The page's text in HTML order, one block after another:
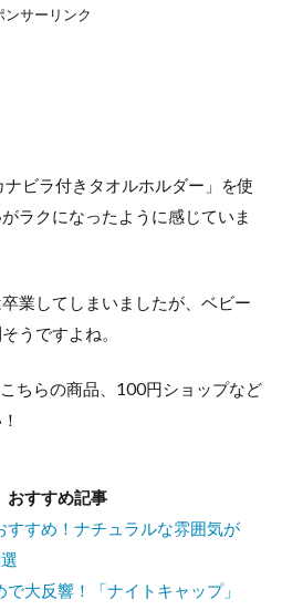
ンサーリンク
ビラ付きタオルホルダー」を使
ラクになったように感じていま
業してしまいましたが、ベビー
うですよね。
ちらの商品、100円ショップなど
おすすめ記事
すめ！ナチュラルな雰囲気が
大反響！「ナイトキャップ」